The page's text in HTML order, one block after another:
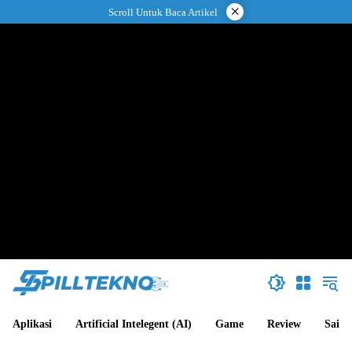
ke
Scroll Untuk Baca Artikel ×
Aplikasi Artificial Intelegent (AI) Game Review Sains